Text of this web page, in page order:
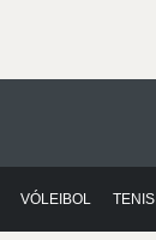
VÓLEIBOL TENIS